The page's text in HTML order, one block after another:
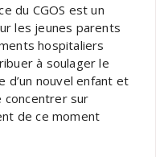
du CGOS est un
les jeunes parents
hospitaliers
à soulager le
d’un nouvel enfant et
concentrer sur
de ce moment